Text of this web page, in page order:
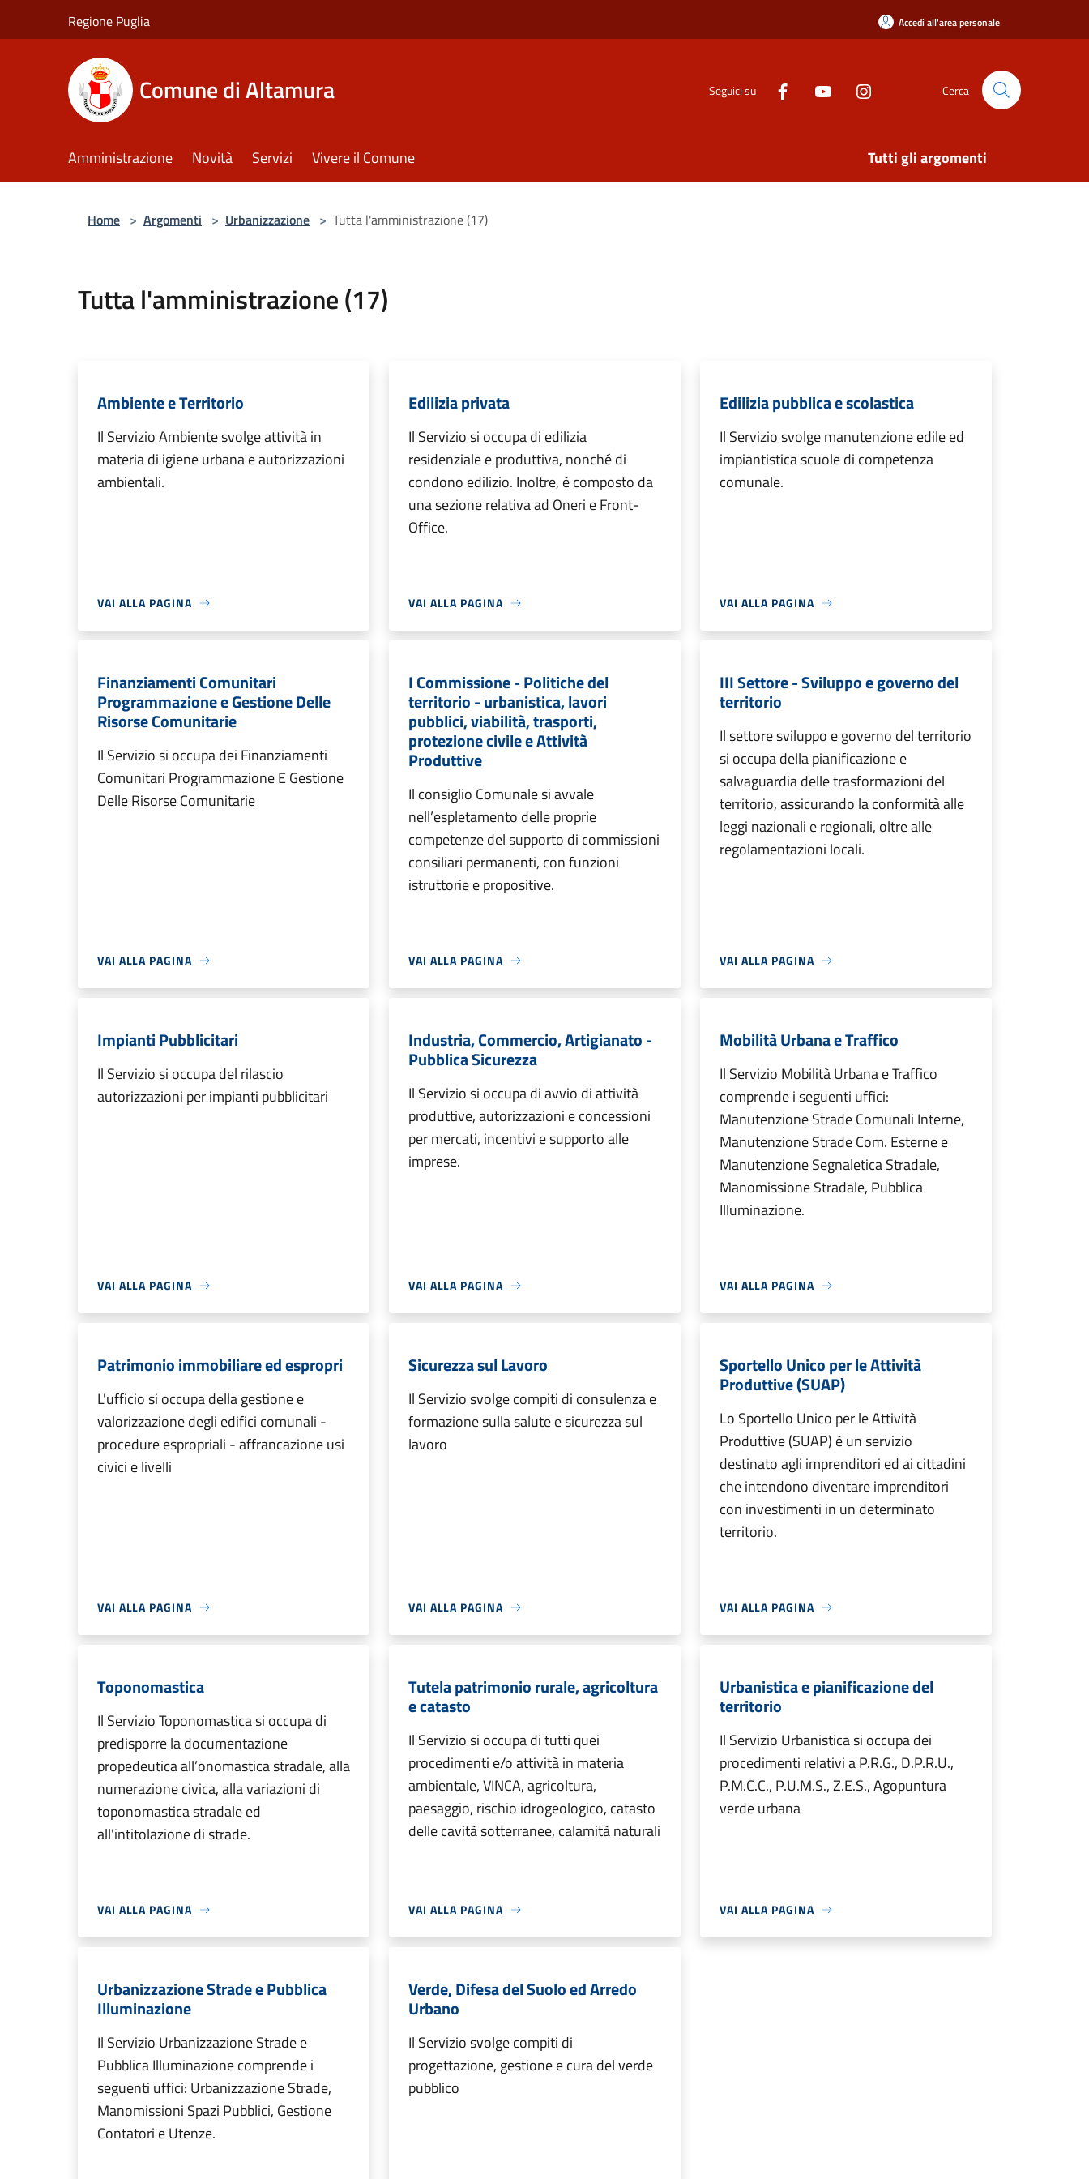
Regione Puglia Accedi all'area personale
Comune di Altamura Seguici su Cerca
Amministrazione Novità Servizi Vivere il Comune Tutti gli argomenti
Home > Argomenti > Urbanizzazione > Tutta l'amministrazione (17)
Tutta l'amministrazione (17)
Ambiente e Territorio
Il Servizio Ambiente svolge attività in
materia di igiene urbana e autorizzazioni
ambientali.
VAI ALLA PAGINA
Edilizia privata
Il Servizio si occupa di edilizia
residenziale e produttiva, nonché di
condono edilizio. Inoltre, è composto da
una sezione relativa ad Oneri e Front-
Office.
VAI ALLA PAGINA
Edilizia pubblica e scolastica
Il Servizio svolge manutenzione edile ed
impiantistica scuole di competenza
comunale.
VAI ALLA PAGINA
Finanziamenti Comunitari
Programmazione e Gestione Delle
Risorse Comunitarie
Il Servizio si occupa dei Finanziamenti
Comunitari Programmazione E Gestione
Delle Risorse Comunitarie
VAI ALLA PAGINA
I Commissione - Politiche del
territorio - urbanistica, lavori
pubblici, viabilità, trasporti,
protezione civile e Attività
Produttive
Il consiglio Comunale si avvale
nell’espletamento delle proprie
competenze del supporto di commissioni
consiliari permanenti, con funzioni
istruttorie e propositive.
VAI ALLA PAGINA
III Settore - Sviluppo e governo del
territorio
Il settore sviluppo e governo del territorio
si occupa della pianificazione e
salvaguardia delle trasformazioni del
territorio, assicurando la conformità alle
leggi nazionali e regionali, oltre alle
regolamentazioni locali.
VAI ALLA PAGINA
Impianti Pubblicitari
Il Servizio si occupa del rilascio
autorizzazioni per impianti pubblicitari
VAI ALLA PAGINA
Industria, Commercio, Artigianato -
Pubblica Sicurezza
Il Servizio si occupa di avvio di attività
produttive, autorizzazioni e concessioni
per mercati, incentivi e supporto alle
imprese.
VAI ALLA PAGINA
Mobilità Urbana e Traffico
Il Servizio Mobilità Urbana e Traffico
comprende i seguenti uffici:
Manutenzione Strade Comunali Interne,
Manutenzione Strade Com. Esterne e
Manutenzione Segnaletica Stradale,
Manomissione Stradale, Pubblica
Illuminazione.
VAI ALLA PAGINA
Patrimonio immobiliare ed espropri
L'ufficio si occupa della gestione e
valorizzazione degli edifici comunali -
procedure espropriali - affrancazione usi
civici e livelli
VAI ALLA PAGINA
Sicurezza sul Lavoro
Il Servizio svolge compiti di consulenza e
formazione sulla salute e sicurezza sul
lavoro
VAI ALLA PAGINA
Sportello Unico per le Attività
Produttive (SUAP)
Lo Sportello Unico per le Attività
Produttive (SUAP) è un servizio
destinato agli imprenditori ed ai cittadini
che intendono diventare imprenditori
con investimenti in un determinato
territorio.
VAI ALLA PAGINA
Toponomastica
Il Servizio Toponomastica si occupa di
predisporre la documentazione
propedeutica all’onomastica stradale, alla
numerazione civica, alla variazioni di
toponomastica stradale ed
all'intitolazione di strade.
VAI ALLA PAGINA
Tutela patrimonio rurale, agricoltura
e catasto
Il Servizio si occupa di tutti quei
procedimenti e/o attività in materia
ambientale, VINCA, agricoltura,
paesaggio, rischio idrogeologico, catasto
delle cavità sotterranee, calamità naturali
VAI ALLA PAGINA
Urbanistica e pianificazione del
territorio
Il Servizio Urbanistica si occupa dei
procedimenti relativi a P.R.G., D.P.R.U.,
P.M.C.C., P.U.M.S., Z.E.S., Agopuntura
verde urbana
VAI ALLA PAGINA
Urbanizzazione Strade e Pubblica
Illuminazione
Il Servizio Urbanizzazione Strade e
Pubblica Illuminazione comprende i
seguenti uffici: Urbanizzazione Strade,
Manomissioni Spazi Pubblici, Gestione
Contatori e Utenze.
Verde, Difesa del Suolo ed Arredo
Urbano
Il Servizio svolge compiti di
progettazione, gestione e cura del verde
pubblico